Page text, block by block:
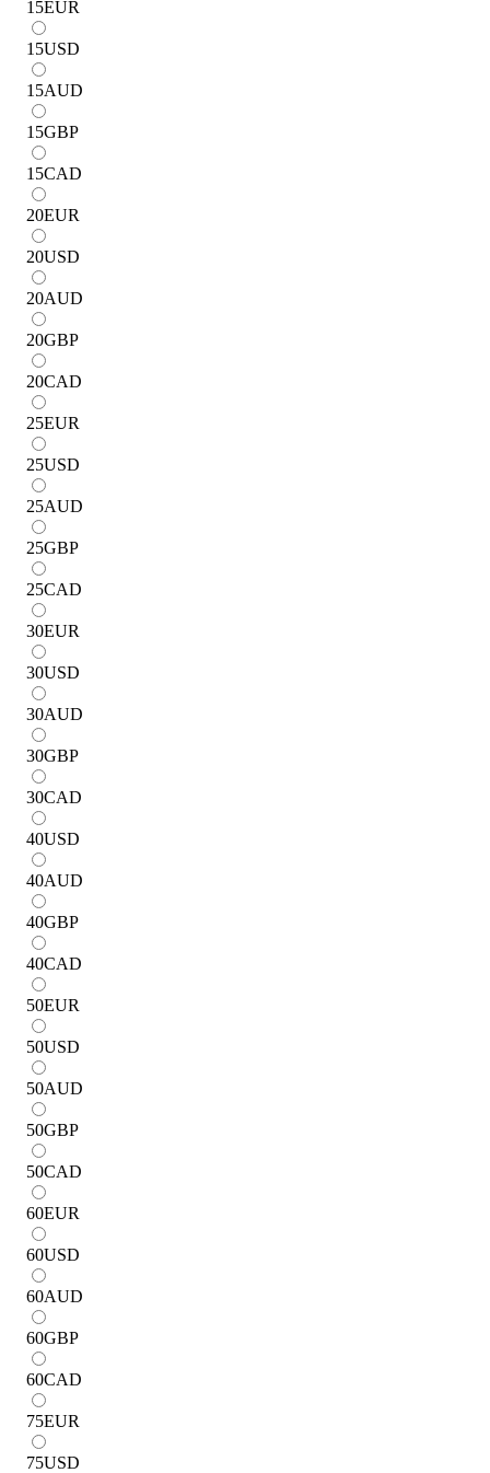
15EUR
15USD
15AUD
15GBP
15CAD
20EUR
20USD
20AUD
20GBP
20CAD
25EUR
25USD
25AUD
25GBP
25CAD
30EUR
30USD
30AUD
30GBP
30CAD
40USD
40AUD
40GBP
40CAD
50EUR
50USD
50AUD
50GBP
50CAD
60EUR
60USD
60AUD
60GBP
60CAD
75EUR
75USD